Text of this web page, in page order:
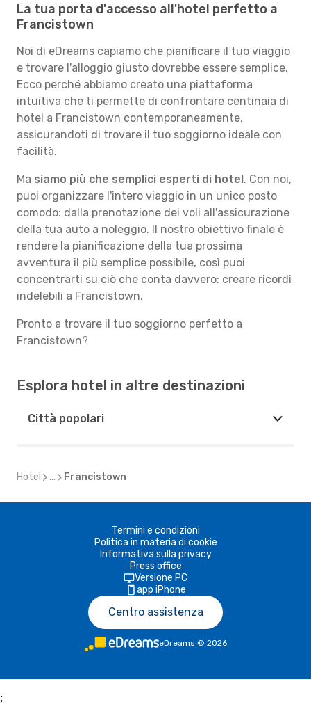
La tua porta d'accesso all'hotel perfetto a
Francistown
Noi di eDreams capiamo che pianificare il tuo viaggio
e trovare l'alloggio giusto dovrebbe essere semplice.
Ecco perché abbiamo creato una piattaforma
intuitiva che ti permette di confrontare centinaia di
hotel a Francistown contemporaneamente,
assicurandoti di trovare il tuo soggiorno ideale con
facilità.
Ma siamo più che semplici esperti di hotel. Con noi,
puoi organizzare l'intero viaggio in un unico posto
comodo: dalla prenotazione dei voli all'assicurazione
della tua auto a noleggio. Il nostro obiettivo finale è
rendere la pianificazione della tua prossima
avventura il più semplice possibile, così puoi
concentrarti su ciò che conta davvero: creare ricordi
indelebili a Francistown.
Pronto a trovare il tuo soggiorno perfetto a
Francistown?
Esplora hotel in altre destinazioni
Città popolari
Hotel ... Francistown
Termini e condizioni
Politica in materia di cookie
Informativa sulla privacy
Press office
Versione PC
app iPhone
Centro assistenza
eDreams © 2026
;